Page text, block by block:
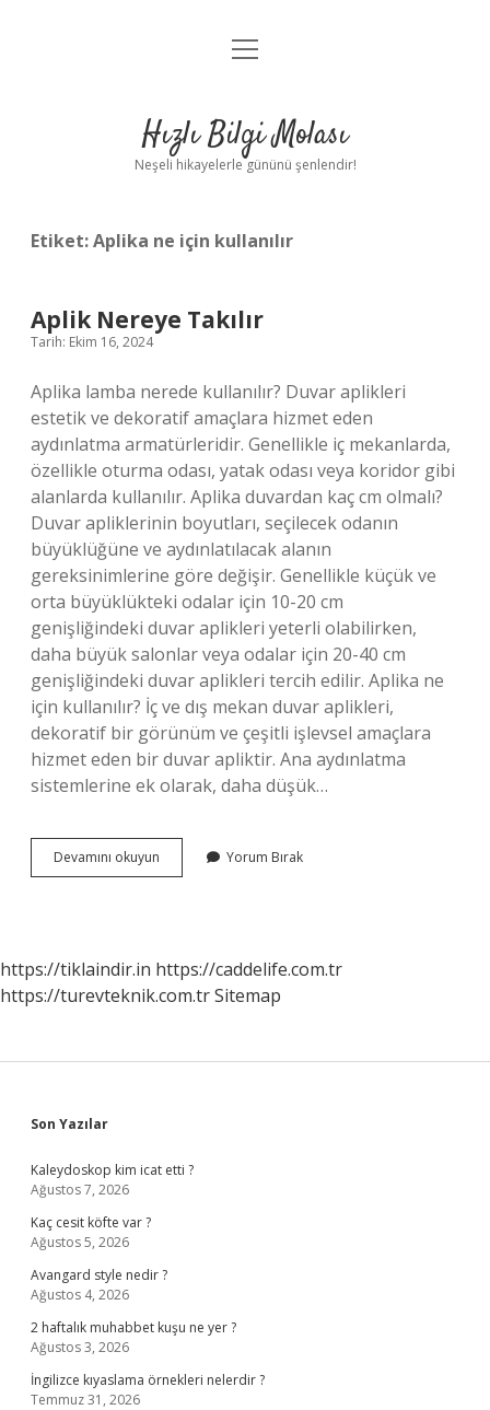
Anasayfa
Yasal Uyarı
menüyü
Hızlı Bilgi Molası
Neşeli hikayelerle gününü şenlendir!
Etiket:Aplika ne için kullanılır
Aplik Nereye Takılır
Tarih: Ekim 16, 2024
Aplika lamba nerede kullanılır? Duvar aplikleri
estetik ve dekoratif amaçlara hizmet eden
aydınlatma armatürleridir. Genellikle iç mekanlarda,
özellikle oturma odası, yatak odası veya koridor gibi
alanlarda kullanılır. Aplika duvardan kaç cm olmalı?
Duvar apliklerinin boyutları, seçilecek odanın
büyüklüğüne ve aydınlatılacak alanın
gereksinimlerine göre değişir. Genellikle küçük ve
orta büyüklükteki odalar için 10-20 cm
genişliğindeki duvar aplikleri yeterli olabilirken,
daha büyük salonlar veya odalar için 20-40 cm
genişliğindeki duvar aplikleri tercih edilir. Aplika ne
için kullanılır? İç ve dış mekan duvar aplikleri,
dekoratif bir görünüm ve çeşitli işlevsel amaçlara
hizmet eden bir duvar apliktir. Ana aydınlatma
sistemlerine ek olarak, daha düşük…
Devamını okuyun
Nereye
Yorum Bırak
https://tiklaindir.in https://caddelife.com.tr
https://turevteknik.com.trSitemap
Sidebar
Son Yazılar
Kaleydoskop kim icat etti ?
Ağustos 7, 2026
Kaç cesit köfte var ?
Ağustos 5, 2026
Avangard style nedir ?
Ağustos 4, 2026
2 haftalık muhabbet kuşu ne yer ?
Ağustos 3, 2026
İngilizce kıyaslama örnekleri nelerdir ?
Temmuz 31, 2026